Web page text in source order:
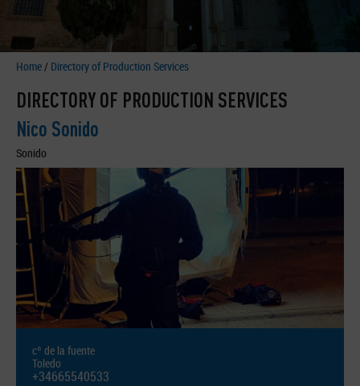
Home/ Directory of Production Services
DIRECTORY OF PRODUCTION SERVICES
Nico Sonido
Sonido
cº de la fuente
Toledo
+34665540533